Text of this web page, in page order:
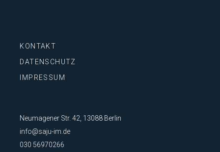
KONTAKT
DATENSCHUTZ
IMPRESSUM
Neumagener Str. 42, 13088 Berlin
info@saju-im.de
030 56970266